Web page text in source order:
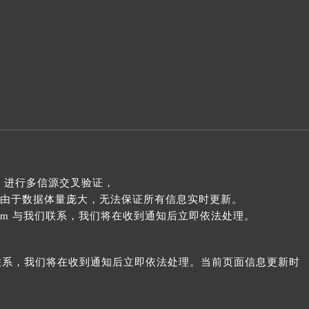
行多信源交叉验证，
数据体量庞大，无法保证所有信息实时更新。
与我们联系，我们将在收到通知后立即依法处理。
，我们将在收到通知后立即依法处理。当前页面信息更新时